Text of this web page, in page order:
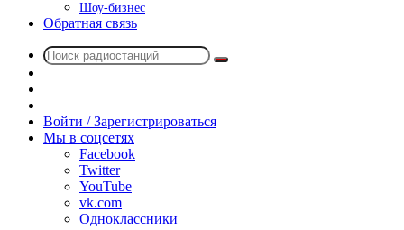
Шоу-бизнес
Обратная связь
Поиск
радио
Войти / Зарегистрироваться
Мы в соцсетях
Facebook
Twitter
YouTube
vk.com
Одноклассники